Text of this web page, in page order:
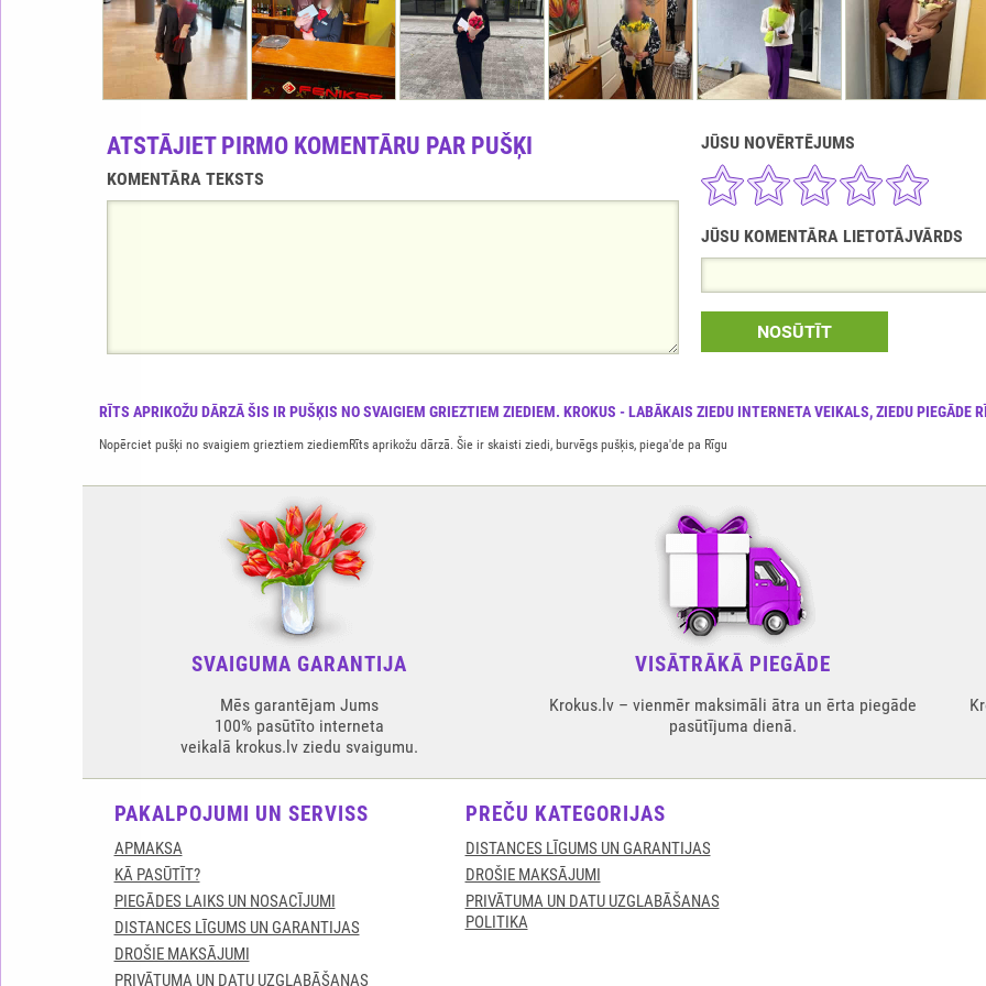
RĪTS APRIKOŽU DĀRZĀ ŠIS IR PUŠĶIS NO SVAIGIEM GRIEZTIEM ZIEDIEM. KROKUS - LABĀKAIS ZIEDU INTERNETA VEIKALS, ZIEDU PIEGĀDE
Nopērciet pušķi no svaigiem grieztiem ziediemRīts aprikožu dārzā. Šie ir skaisti ziedi, burvēgs pušķis, piega'de pa Rīgu
ATSTĀJIET PIRMO KOMENTĀRU PAR PUŠĶI
KOMENTĀRA TEKSTS
JŪSU NOVĒRTĒJUMS
JŪSU KOMENTĀRA LIETOTĀJVĀRDS
NOSŪTĪT
SVAIGUMA GARANTIJA
Mēs garantējam Jums
100% pasūtīto interneta
veikalā krokus.lv ziedu svaigumu.
VISĀTRĀKĀ PIEGĀDE
Krokus.lv – vienmēr maksimāli ātra un ērta piegāde
pasūtījuma dienā.
PAKALPOJUMI UN SERVISS
APMAKSA
KĀ PASŪTĪT?
PIEGĀDES LAIKS UN NOSACĪJUMI
DISTANCES LĪGUMS UN GARANTIJAS
DROŠIE MAKSĀJUMI
PRIVĀTUMA UN DATU UZGLABĀŠANAS
PREČU KATEGORIJAS
DISTANCES LĪGUMS UN GARANTIJAS
DROŠIE MAKSĀJUMI
PRIVĀTUMA UN DATU UZGLABĀŠANAS
POLITIKA